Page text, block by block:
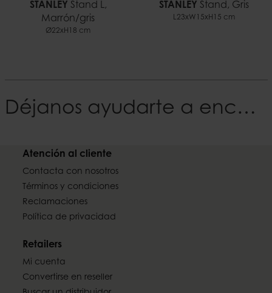
STANLEY Stand L,
Marrón/gris
Ø22xH18 cm
STANLEY Stand, Gris
L23xW15xH15 cm
Déjanos ayudarte a encontrar tu Estilo
Atención al cliente
Contacta con nosotros
Términos y condiciones
Reclamaciones
Política de privacidad
Retailers
Mi cuenta
Convertirse en reseller